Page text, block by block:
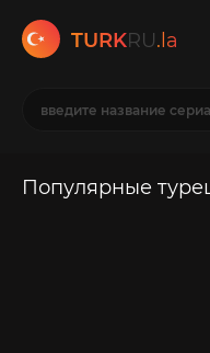
TURKRU.la
Популярные